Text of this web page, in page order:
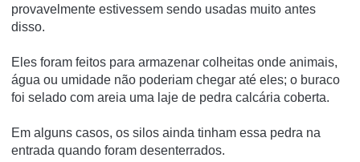
provavelmente estivessem sendo usadas muito antes
disso.
Eles foram feitos para armazenar colheitas onde animais,
água ou umidade não poderiam chegar até eles; o buraco
foi selado com areia uma laje de pedra calcária coberta.
Em alguns casos, os silos ainda tinham essa pedra na
entrada quando foram desenterrados.